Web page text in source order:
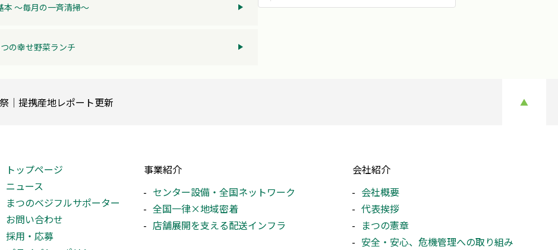
本 ～毎月の一斉清掃～
の幸せ野菜ランチ
│提携産地レポート更新 ▲
トップページ
ニュース
まつのベジフルサポーター
お問い合わせ
採用・応募
事業紹介
センター設備・全国ネットワーク
全国一律×地域密着
店舗展開を支える配送インフラ
会社紹介
会社概要
代表挨拶
まつの憲章
安全・安心、危機管理への取り組み